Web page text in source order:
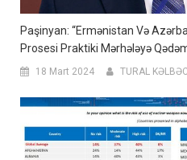
Paşinyan: “Ermənistan Və
Prosesi Praktiki Mərhələyə
18 Mart 2024 TURAL